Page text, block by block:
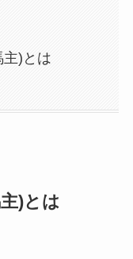
)とは
)とは